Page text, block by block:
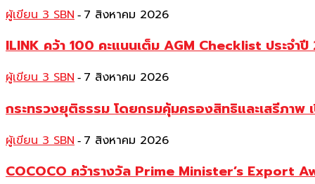
ผู้เขียน 3 SBN - 7 สิงหาคม 2026
ILINK คว้า 100 คะแนนเต็ม AGM Checklist ประจ
ผู้เขียน 3 SBN - 7 สิงหาคม 2026
กระทรวงยุติธรรม โดยกรมคุ้มครองสิทธิและเสรีภา
ผู้เขียน 3 SBN - 7 สิงหาคม 2026
COCOCO คว้ารางวัล Prime Minister’s Export